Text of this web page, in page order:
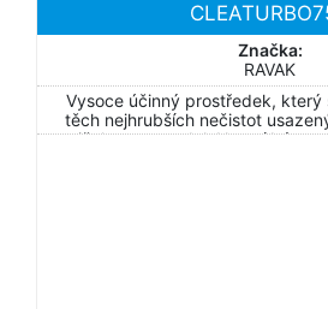
Značka:
RAVAK
Vysoce účinný prostředek, který
těch nejhrubších nečistot
vaniček a umyvadel. Nesmí být